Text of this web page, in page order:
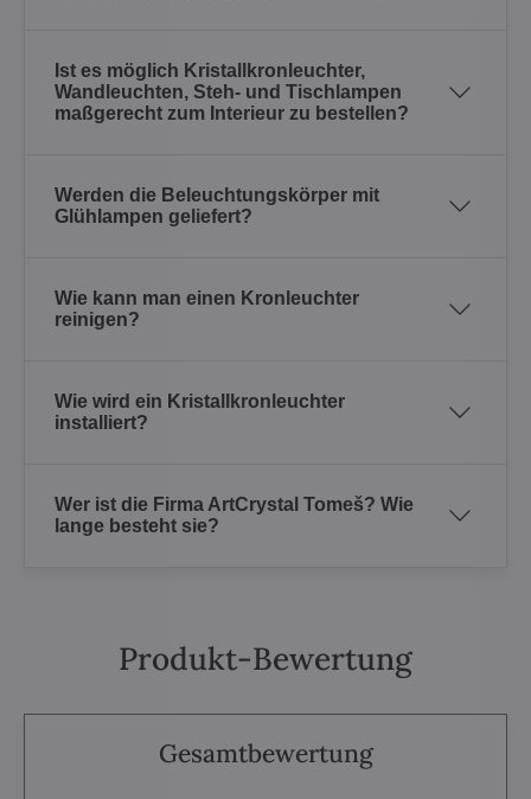
Ist es möglich Kristallkronleuchter,
Wandleuchten, Steh- und Tischlampen
maßgerecht zum Interieur zu bestellen?
Werden die Beleuchtungskörper mit
Glühlampen geliefert?
Wie kann man einen Kronleuchter
reinigen?
Wie wird ein Kristallkronleuchter
installiert?
Wer ist die Firma ArtCrystal Tomeš? Wie
lange besteht sie?
Produkt-Bewertung
Gesamtbewertung